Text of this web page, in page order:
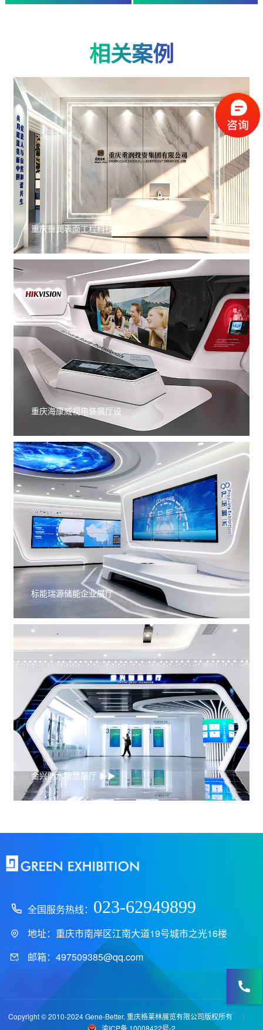
相关案例
重庆重润表面工程科技园
重庆海康威视电装展厅设
标能瑞源储能企业展厅
金兴防水智慧展厅 ▶▶
全国服务热线： 023-62949899
地址：重庆市南岸区江南大道19号城市之光16楼
邮箱：497509385@qq.com
Copyright © 2010-2024 Gene-Better. 重庆格莱林展览有限公司版权所有